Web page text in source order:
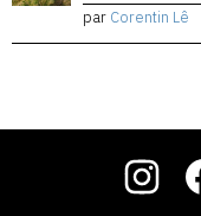
par Corentin Lê